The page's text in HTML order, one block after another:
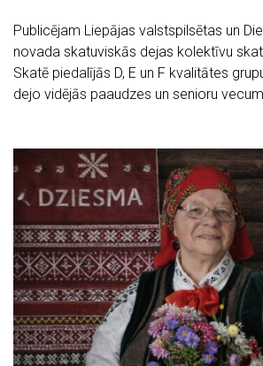
Publicējam Liepājas valstspilsētas un
novada skatuviskās dejas kolektīvu
Skatē piedalījās D, E un F kvalitātes
dejo vidējās paaudzes un senioru